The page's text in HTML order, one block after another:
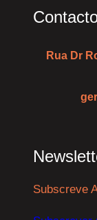
Rua Dr
Subscreve